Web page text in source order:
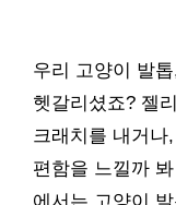
우리 고양이 발
헷갈리셨죠? 젤
크래치를 내거나
편함을 느낄까